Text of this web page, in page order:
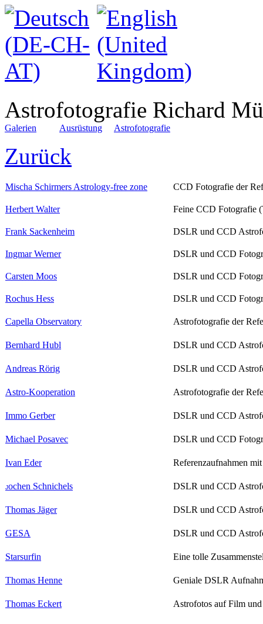
Astrofotografie Richard
Galerien Ausrüstung Astrofotografie
Zurück
Mischa Schirmers Astrology-free zone CCD Fotografie der
Herbert Walter Feine CCD
Frank Sackenheim DSLR und CCD
Ingmar Werner DSLR und CCD
Carsten Moos DSLR und CCD
Rochus Hess DSLR und CCD
Capella Observatory Astrofotografie der
Bernhard Hubl DSLR und CCD
Andreas Rörig DSLR und CCD
Astro-Kooperation Astrofotografie der
Immo Gerber DSLR und CCD
Michael Posavec DSLR und CCD
Ivan Eder Referenzaufnahmen
Jochen Schnichels DSLR und CCD
Thomas Jäger DSLR und CCD
GESA DSLR und CCD
Starsurfin Eine tolle
Thomas Henne Geniale DSLR
Thomas Eckert Astrofotos auf Film